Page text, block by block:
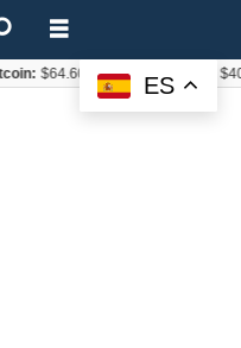
ES
$64.600,08(+2.93%)